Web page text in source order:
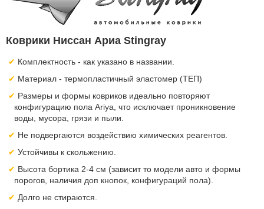
Коврики Ниссан Ариа Stingray
Комплектность - как указано в названии.
Материал - термопластичный эластомер (ТЕП)
Размеры и формы ковриков идеально повторяют
конфигурацию пола Ariya, что исключает проникновение
воды, мусора, грязи и пыли.
Не подвергаются воздействию химических реагентов.
Устойчивы к скольжению.
Высота бортика 2-4 см (зависит то модели авто и формы
порогов, наличия доп кнопок, конфигураций пола).
Долго не стираются.